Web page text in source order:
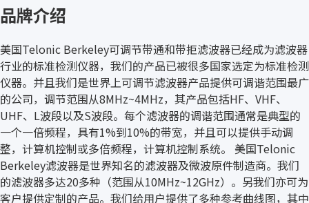
品牌介绍
美国Telonic Berkeley可调节带通和带拒滤波器已经成为滤波器
行业的标准检测仪器，我们的产品已被很多国家选定为标准检测
仪器。并且我们是世界上可调节滤波器产品提供可调谐范围最广
的公司，调节范围从8MHz~4MHz，其产品包括HF、VHF、
UHF、L波段以及S波段。每个滤波器的调谐范围通常是典型的
一个一倍频程，具有1%到10%的带宽，并且可以提供手动调
整，计算机控制或多倍频程，计算机控制系统。 美国Telonic
Berkeley滤波器是世界知名的滤波器及微波原件制造商。我们
的滤波器多达20多种（范围从10MHz~12GHz）。另我们亦可为
客户提供定制的产品。我们给用户提供了多种参考曲线图，其中